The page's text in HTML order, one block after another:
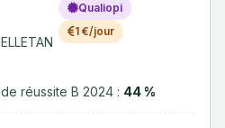
Qualiopi
1 €/jour
réussite B 2024 : 44 %